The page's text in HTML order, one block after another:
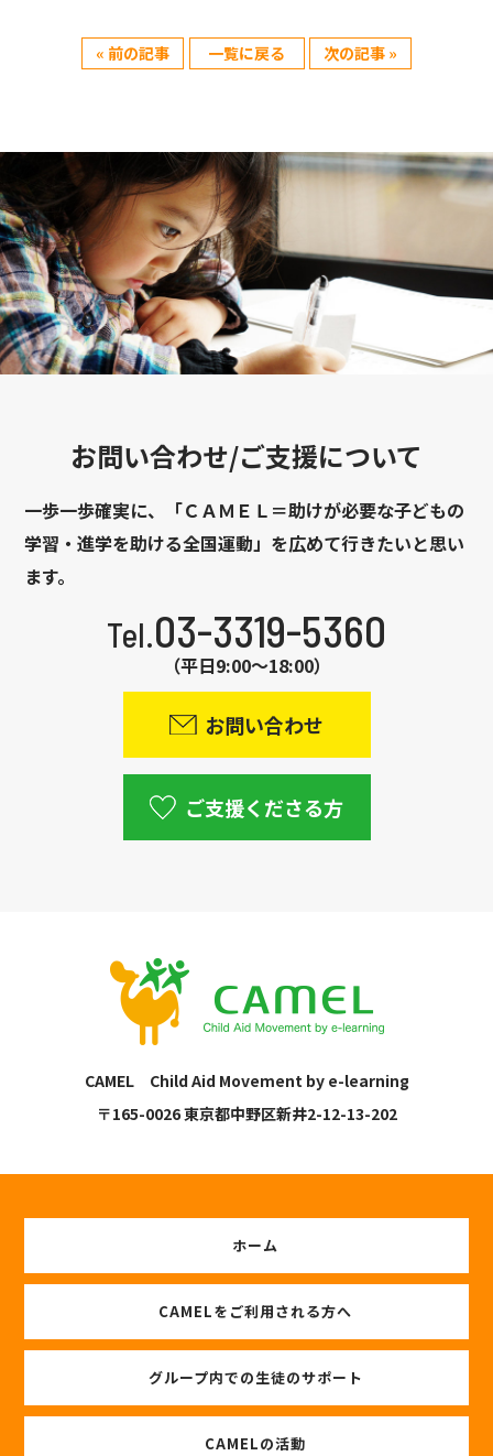
« 前の記事 一覧に戻る 次の記事 »
お問い合わせ/ご支援について
一歩一歩確実に、「ＣＡＭＥＬ＝助けが必要な子どもの
学習・進学を助ける全国運動」を広めて行きたいと思い
ます。
Tel.03-3319-5360
（平日9:00～18:00）
お問い合わせ
ご支援くださる方
CAMEL Child Aid Movement by e-learning
〒165-0026 東京都中野区新井2-12-13-202
ホーム
CAMELをご利用される方へ
グループ内での生徒のサポート
CAMELの活動